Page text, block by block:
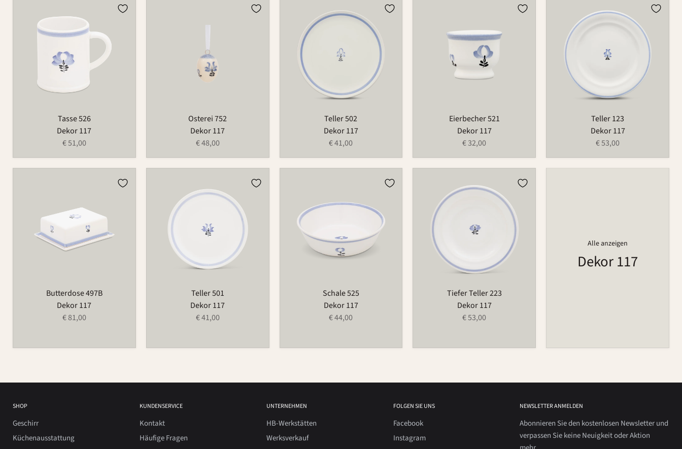
Tasse 526
Dekor 117
€ 51,00
Osterei 752
Dekor 117
€ 48,00
Teller 502
Dekor 117
€ 41,00
Eierbecher 521
Dekor 117
€ 32,00
Teller 123
Dekor 117
€ 53,00
Butterdose 497B
Dekor 117
€ 81,00
Teller 501
Dekor 117
€ 41,00
Schale 525
Dekor 117
€ 44,00
Tiefer Teller 223
Dekor 117
€ 53,00
Alle anzeigen
Dekor 117
SHOP
Geschirr
Küchenausstattung
KUNDENSERVICE
Kontakt
Häufige Fragen
UNTERNEHMEN
HB-Werkstätten
Werksverkauf
FOLGEN SIE UNS
Facebook
Instagram
NEWSLETTER ANMELDEN
Abonnieren Sie den kostenlosen Newsletter und
verpassen Sie keine Neuigkeit oder Aktion